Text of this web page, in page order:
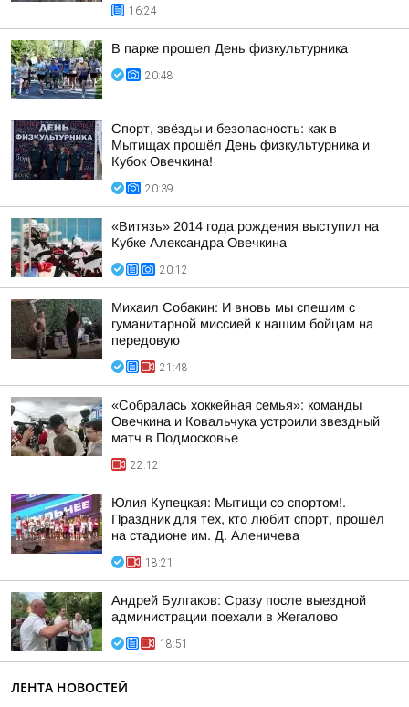
16:24
В парке прошел День физкультурника
20:48
Спорт, звёзды и безопасность: как в
Мытищах прошёл День физкультурника и
Кубок Овечкина!
20:39
«Витязь» 2014 года рождения выступил на
Кубке Александра Овечкина
20:12
Михаил Собакин: И вновь мы спешим с
гуманитарной миссией к нашим бойцам на
передовую
21:48
«Собралась хоккейная семья»: команды
Овечкина и Ковальчука устроили звездный
матч в Подмосковье
22:12
Юлия Купецкая: Мытищи со спортом!.
Праздник для тех, кто любит спорт, прошёл
на стадионе им. Д. Аленичева
18:21
Андрей Булгаков: Сразу после выездной
администрации поехали в Жегалово
18:51
ЛЕНТА НОВОСТЕЙ